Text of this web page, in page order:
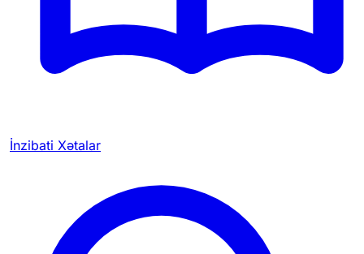
İnzibati Xətalar